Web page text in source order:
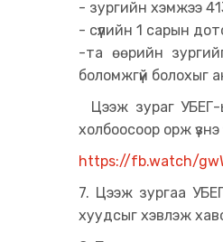
- зургийн хэмжээ
- сүүлийн 1 сарын
-та өөрийн
боломжгүй болохыг
Цээж зураг
холбоосоор орж үзнэ
https://fb.watch/
7. Цээж зургаа
хуудсыг хэвлэж